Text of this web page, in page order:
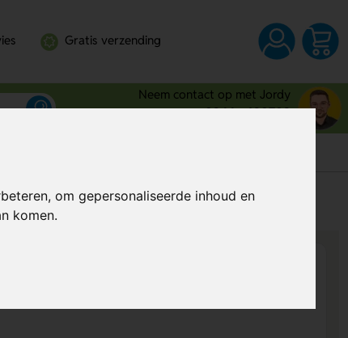
om gepersonaliseerde inhoud en
komen.
Gratis verzending
Neem contact op met Jordy
0344 - 630709
Al vanaf€ 3,96per stuk (excl. BTW)